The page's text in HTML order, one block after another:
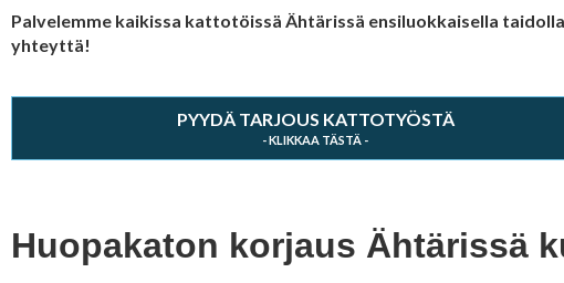
Palvelemme kaikissa kattotöissä Ähtärissä ensiluokkaisella
yhteyttä!
PYYDÄ TARJOUS KATTOTYÖSTÄ
Huopakaton korjaus Ähtärissä